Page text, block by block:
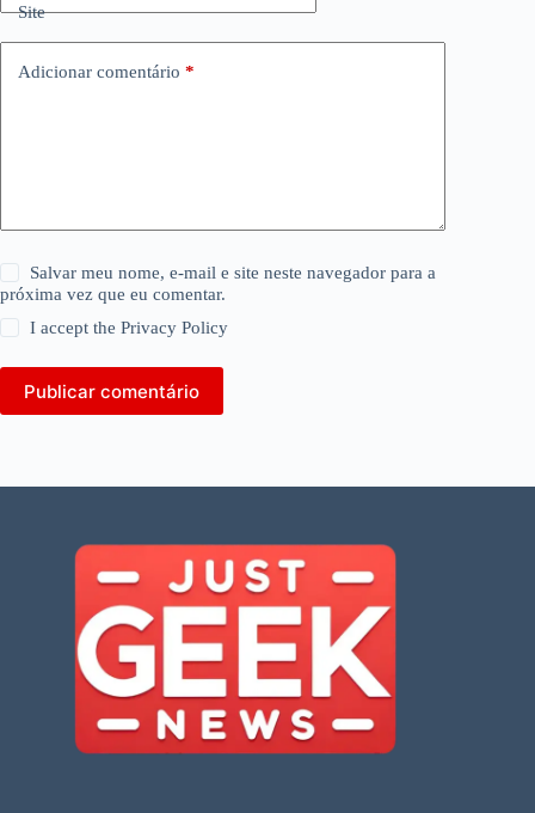
Site
Adicionar comentário *
Salvar meu nome, e-mail e site neste navegador para a
próxima vez que eu comentar.
I accept thePrivacy Policy
Publicar comentário